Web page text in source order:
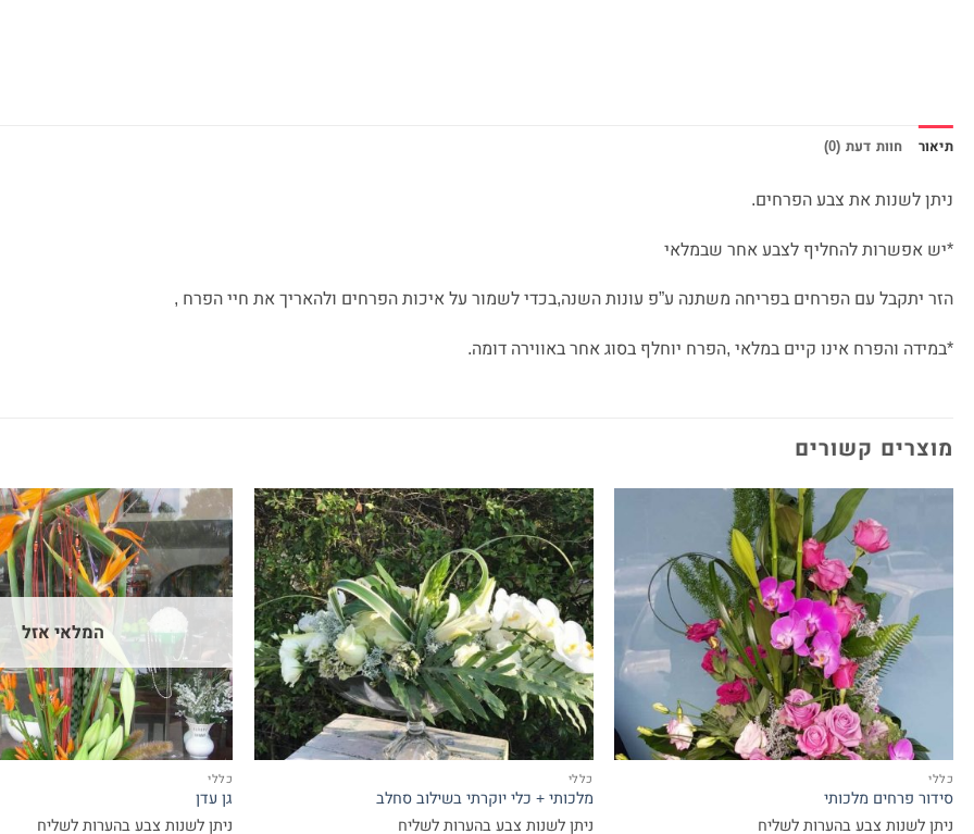
תיאור חוות דעת (0)
ניתן לשנות את צבע הפרחים.
*יש אפשרות להחליף לצבע אחר שבמלאי
הזר יתקבל עם הפרחים בפריחה משתנה ע”פ עונות השנה,בכדי לשמור על איכות הפרחים ולהאריך את חיי הפרח ,
*במידה והפרח אינו קיים במלאי ,הפרח יוחלף בסוג אחר באווירה דומה.
מוצרים קשורים
כללי
סידור פרחים מלכותי
ניתן לשנות צבע בהערות לשליח
כללי
מלכותי + כלי יוקרתי בשילוב סחלב
ניתן לשנות צבע בהערות לשליח
המלאי אזל
כללי
גן עדן
ניתן לשנות צבע בהערות לשליח